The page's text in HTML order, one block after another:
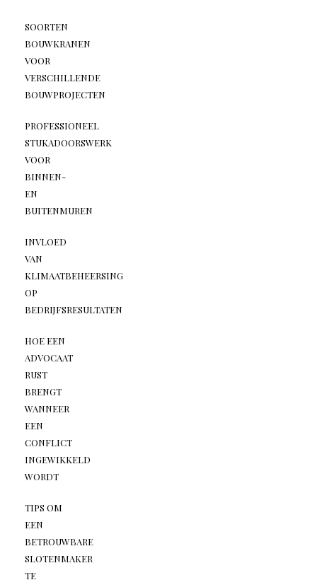
SOORTEN
BOUWKRANEN
VOOR
VERSCHILLENDE
BOUWPROJECTEN
PROFESSIONEEL
STUKADOORSWERK
VOOR
BINNEN-
EN
BUITENMUREN
INVLOED
VAN
KLIMAATBEHEERSING
OP
BEDRIJFSRESULTATEN
HOE EEN
ADVOCAAT
RUST
BRENGT
WANNEER
EEN
CONFLICT
INGEWIKKELD
WORDT
TIPS OM
EEN
BETROUWBARE
SLOTENMAKER
TE